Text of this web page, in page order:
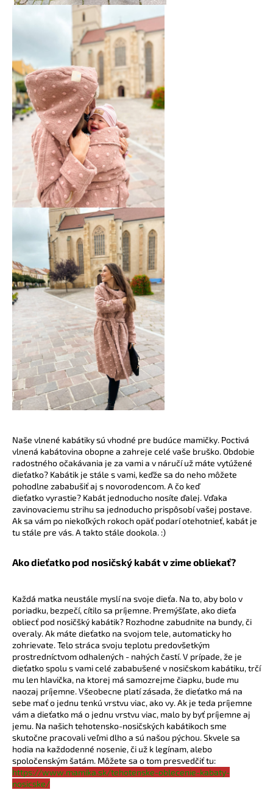
Naše vlnené kabátiky sú vhodné pre budúce mamičky. Poctivá
vlnená kabátovina obopne a zahreje celé vaše bruško. Obdobie
radostného očakávania je za vami a v náručí už máte vytúžené
dieťatko? Kabátik je stále s vami, keďže sa do neho môžete
pohodlne zababušiť aj s novorodencom. A čo keď
dieťatko vyrastie? Kabát jednoducho nosíte ďalej. Vďaka
zavinovaciemu strihu sa jednoducho prispôsobí vašej postave.
Ak sa vám po niekoľkých rokoch opäť podarí otehotnieť, kabát je
tu stále pre vás. A takto stále dookola. :)
Ako dieťatko pod nosičský kabát v zime obliekať?
Každá matka neustále myslí na svoje dieťa. Na to, aby bolo v
poriadku, bezpečí, cítilo sa príjemne. Premýšľate, ako dieťa
obliecť pod nosičšký kabátik? Rozhodne zabudnite na bundy, či
overaly. Ak máte dieťatko na svojom tele, automaticky ho
zohrievate. Telo stráca svoju teplotu predovšetkým
prostredníctvom odhalených - nahých častí. V prípade, že je
dieťatko spolu s vami celé zababušené v nosičskom kabátiku, trčí
mu len hlavička, na ktorej má samozrejme čiapku, bude mu
naozaj príjemne. Všeobecne platí zásada, že dieťatko má na
sebe mať o jednu tenkú vrstvu viac, ako vy. Ak je teda príjemne
vám a dieťatko má o jednu vrstvu viac, malo by byť príjemne aj
jemu. Na našich tehotensko-nosičských kabátikoch sme
skutočne pracovali veľmi dlho a sú našou pýchou. Skvele sa
hodia na každodenné nosenie, či už k legínam, alebo
spoločenským šatám. Môžete sa o tom presvedčiť tu:
https://www.mamika.sk/tehotenske-oblecenie-kabaty-
nosicske/